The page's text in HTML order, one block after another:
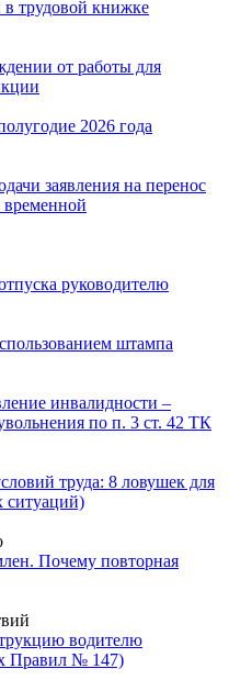
в трудовой книжке
от работы для
2026 года
заявления на перенос
временной
руководителю
штампа
инвалидности –
по п. 3 ст. 42 ТК
труда: 8 ловушек для
ситуаций)
Почему повторная
водителю
Правил № 147)